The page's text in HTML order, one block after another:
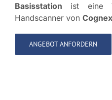
Basisstation ist eine
Handscanner von
ANGEBOT ANFORDERN